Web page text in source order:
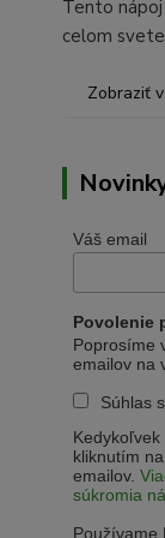
Tento
celom
Zobraziť
Váš email
Povolenie
Poprosíme
emailov na
Súhlas
kliknutím
emailov.
súkromia
Používame